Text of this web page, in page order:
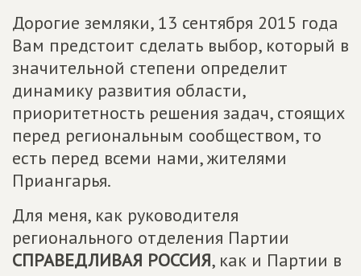
Дорогие земляки, 13 сентября 2015 года
Вам предстоит сделать выбор, который в
значительной степени определит
динамику развития области,
приоритетность решения задач, стоящих
перед региональным сообществом, то
есть перед всеми нами, жителями
Приангарья.
Для меня, как руководителя
регионального отделения Партии
СПРАВЕДЛИВАЯ РОССИЯ, как и Партии в